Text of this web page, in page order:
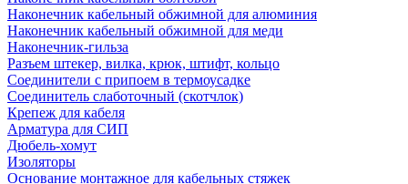
Наконечник кабельный обжимной для алюминия
Наконечник кабельный обжимной для меди
Наконечник-гильза
Разъем штекер, вилка, крюк, штифт, кольцо
Соединители с припоем в термоусадке
Соединитель слаботочный (скотчлок)
Крепеж для кабеля
Арматура для СИП
Дюбель-хомут
Изоляторы
Основание монтажное для кабельных стяжек